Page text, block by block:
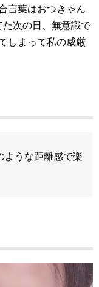
言葉はおつきゃん
次の日、無意識で
しまって私の威厳
ような距離感で楽